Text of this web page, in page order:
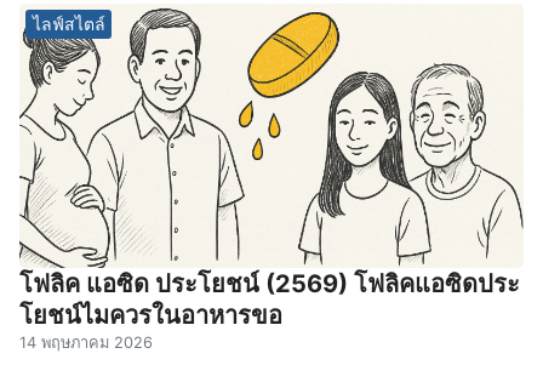
ไลฟ์สไตล์
โฟลิค แอซิด ประโยชน์ (2569) โฟลิคแอซิดประ
โยชน์ไมควรในอาหารขอ
14 พฤษภาคม 2026